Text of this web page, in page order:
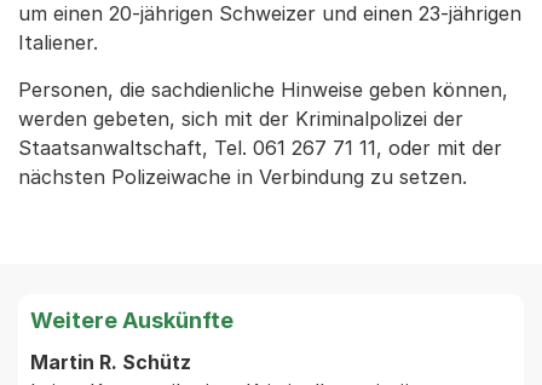
um einen 20-jährigen Schweizer und einen 23-jährigen
Italiener.
Personen, die sachdienliche Hinweise geben können,
werden gebeten, sich mit der Kriminalpolizei der
Staatsanwaltschaft, Tel. 061 267 71 11, oder mit der
nächsten Polizeiwache in Verbindung zu setzen.
Weitere Auskünfte
Martin R. Schütz